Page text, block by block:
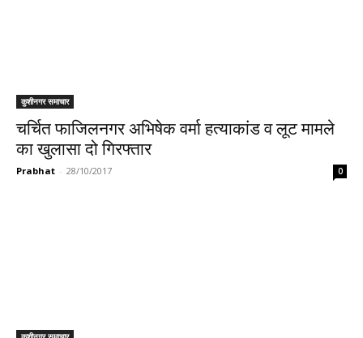
कुशीनगर समाचार
चर्चित फाजिलनगर अभिषेक वर्मा हत्याकांड व लूट मामले
का खुलासा दो गिरफ्तार
Prabhat - 28/10/2017 0